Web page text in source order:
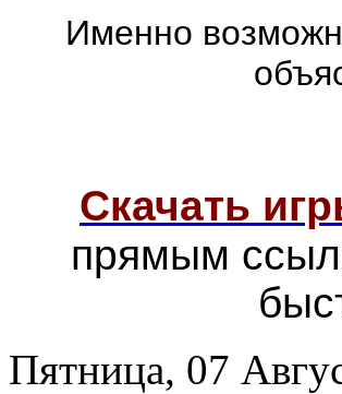
Именно
Скачать
прямым
Пятница, 07